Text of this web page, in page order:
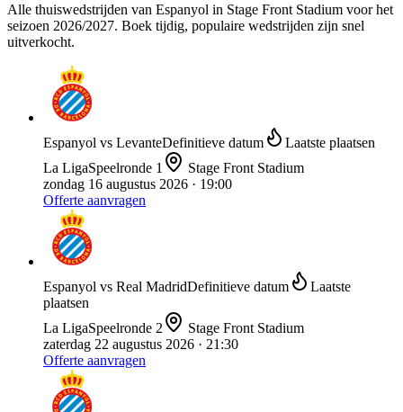
Alle thuiswedstrijden van Espanyol in Stage Front Stadium voor het
seizoen 2026/2027. Boek tijdig, populaire wedstrijden zijn snel
uitverkocht.
Espanyol vs LevanteDefinitieve datum
Laatste plaatsen
La LigaSpeelronde 1
Stage Front Stadium
zondag 16 augustus 2026 · 19:00
Offerte aanvragen
Espanyol vs Real MadridDefinitieve datum
Laatste
plaatsen
La LigaSpeelronde 2
Stage Front Stadium
zaterdag 22 augustus 2026 · 21:30
Offerte aanvragen